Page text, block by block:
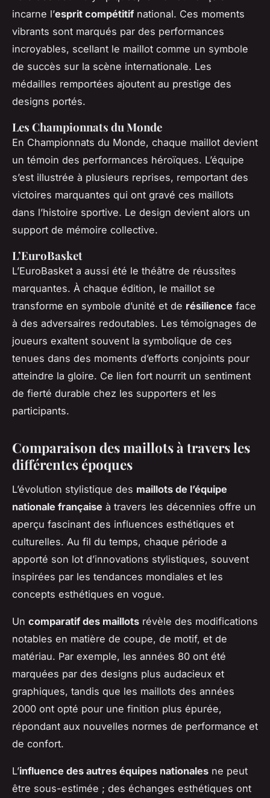
incarne l’esprit compétitifnational. Ces moments
vibrants sont marqués par des performances
incroyables, scellant le maillot comme un symbole
de succès sur la scène internationale. Les
médailles remportées ajoutent au prestige des
designs portés.
Les Championnats du Monde
En Championnats du Monde, chaque maillot devient
un témoin des performances héroïques. L’équipe
s’est illustrée à plusieurs reprises, remportant des
victoires marquantes qui ont gravé ces maillots
dans l’histoire sportive. Le design devient alors un
support de mémoire collective.
L’EuroBasket
L’EuroBasket a aussi été le théâtre de réussites
marquantes. À chaque édition, le maillot se
transforme en symbole d’unité et de résilience face
à des adversaires redoutables. Les témoignages de
joueurs exaltent souvent la symbolique de ces
tenues dans des moments d’efforts conjoints pour
atteindre la gloire. Ce lien fort nourrit un sentiment
de fierté durable chez les supporters et les
participants.
Comparaison des maillots à travers les
différentes époques
L’évolution stylistique des maillots de l’équipe
nationale française à travers les décennies offre un
aperçu fascinant des influences esthétiques et
culturelles. Au fil du temps, chaque période a
apporté son lot d’innovations stylistiques, souvent
inspirées par les tendances mondiales et les
concepts esthétiques en vogue.
Un comparatif des maillots révèle des modifications
notables en matière de coupe, de motif, et de
matériau. Par exemple, les années 80 ont été
marquées par des designs plus audacieux et
graphiques, tandis que les maillots des années
2000 ont opté pour une finition plus épurée,
répondant aux nouvelles normes de performance et
de confort.
L’influence des autres équipes nationales ne peut
être sous-estimée ; des échanges esthétiques ont